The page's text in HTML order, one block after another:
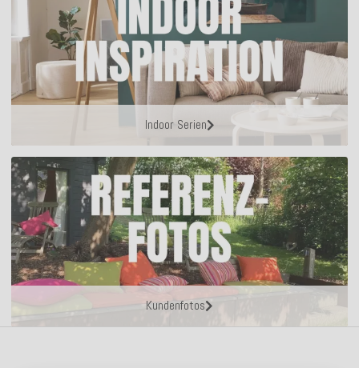
Indoor Serien
Kundenfotos